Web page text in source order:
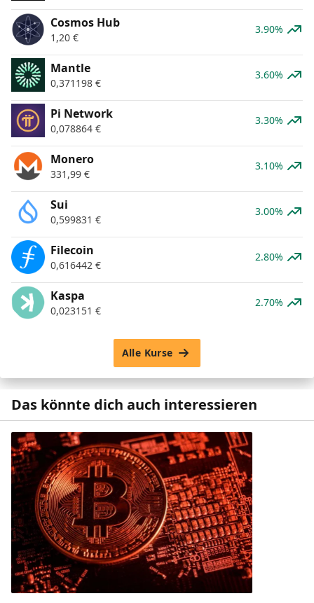
Cosmos Hub
1,20 €
3.90%
Mantle
0,371198 €
3.60%
Pi Network
0,078864 €
3.30%
Monero
331,99 €
3.10%
Sui
0,599831 €
3.00%
Filecoin
0,616442 €
2.80%
Kaspa
0,023151 €
2.70%
Alle Kurse
Das könnte dich auch interessieren